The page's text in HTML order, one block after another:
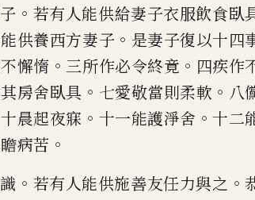
。 若有人能供給妻子衣服飲食臥
供養西方妻子 。 是妻子復以十四
懈惰 。 三所作必令終竟 。 四疾作
房舍臥具 。 七愛敬當則柔軟 。 八
十晨起夜寐 。 十一能護淨舍 。十二
病苦 。
。 若有人能供施善友任力與之 。